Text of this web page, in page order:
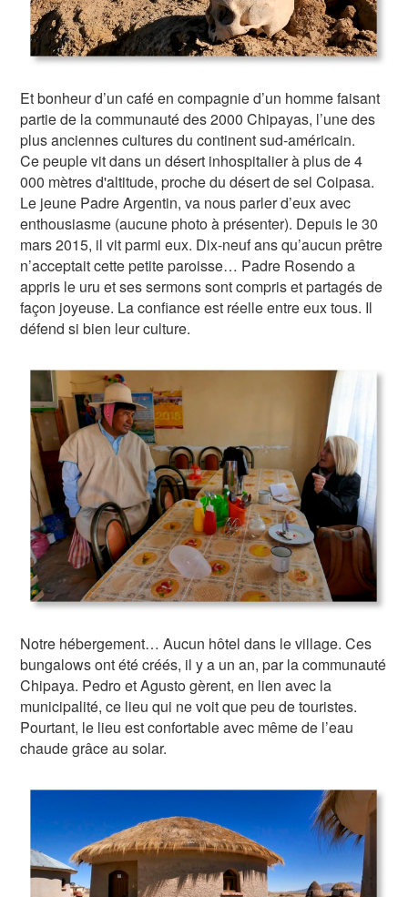
Et bonheur d’un café en compagnie d’un homme faisant
partie de la communauté des 2000 Chipayas, l’une des
plus anciennes cultures du continent sud-américain.
Ce peuple vit dans un désert inhospitalier à plus de 4
000 mètres d'altitude, proche du désert de sel Coipasa.
Le jeune Padre Argentin, va nous parler d’eux avec
enthousiasme (aucune photo à présenter). Depuis le 30
mars 2015, il vit parmi eux. Dix-neuf ans qu’aucun prêtre
n’acceptait cette petite paroisse… Padre Rosendo a
appris le uru et ses sermons sont compris et partagés de
façon joyeuse. La confiance est réelle entre eux tous. Il
défend si bien leur culture.
Notre hébergement… Aucun hôtel dans le village. Ces
bungalows ont été créés, il y a un an, par la communauté
Chipaya. Pedro et Agusto gèrent, en lien avec la
municipalité, ce lieu qui ne voit que peu de touristes.
Pourtant, le lieu est confortable avec même de l’eau
chaude grâce au solar.